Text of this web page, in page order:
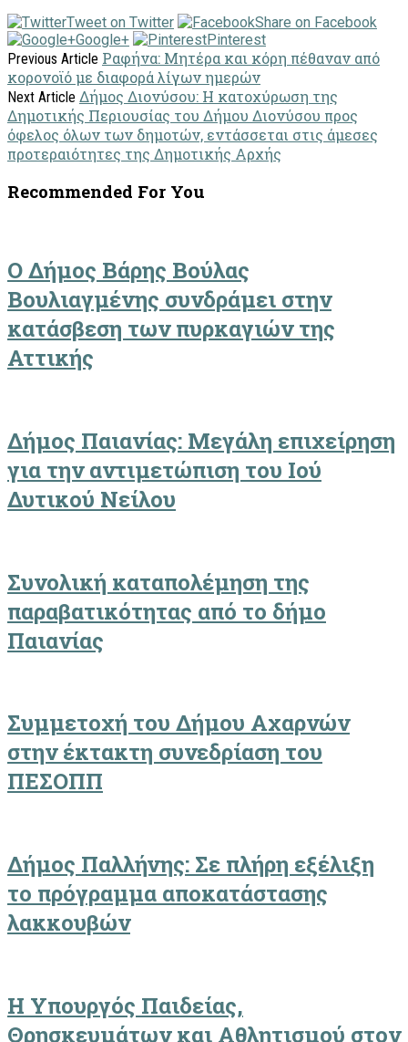
Tweet on Twitter
Share on Facebook
Google+
Pinterest
Previous Article Ραφήνα: Μητέρα και κόρη πέθαναν από
κορονοϊό με διαφορά λίγων ημερών
Next Article Δήμος Διονύσου: Η κατοχύρωση της
Δημοτικής Περιουσίας του Δήμου Διονύσου προς
όφελος όλων των δημοτών, εντάσσεται στις άμεσες
προτεραιότητες της Δημοτικής Αρχής
Recommended For You
Ο Δήμος Βάρης Βούλας
Βουλιαγμένης συνδράμει στην
κατάσβεση των πυρκαγιών της
Αττικής
Δήμος Παιανίας: Μεγάλη επιχείρηση
για την αντιμετώπιση του Ιού
Δυτικού Νείλου
Συνολική καταπολέμηση της
παραβατικότητας από το δήμο
Παιανίας
Συμμετοχή του Δήμου Αχαρνών
στην έκτακτη συνεδρίαση του
ΠΕΣΟΠΠ
Δήμος Παλλήνης: Σε πλήρη εξέλιξη
το πρόγραμμα αποκατάστασης
λακκουβών
Η Υπουργός Παιδείας,
Θρησκευμάτων και Αθλητισμού στον